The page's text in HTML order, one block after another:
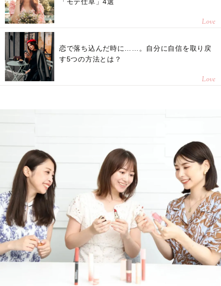
Love
恋で落ち込んだ時に……。自分に自信を取り戻
す5つの方法とは？
Love